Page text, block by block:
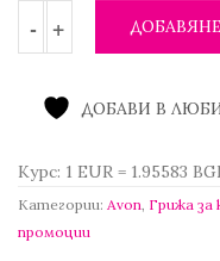
ДОБАВИ В
Курс: 1 EUR = 1.95583
Категории: Avon Грижа за
промоции